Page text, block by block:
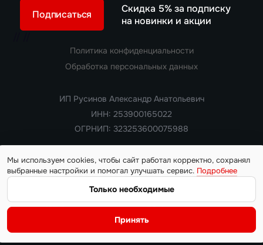
Скидка 5% за подписку
на новинки и акции
Подписаться
Copyright 2018 — 2026. Все права защищены
Информация на сайте носит ознакомительный характер и не
статьи 437 Гражданского кодекса РФ. Цены, характеристики,
наличие автомобилей и условия поставки уточняются у
Политика конфиденциальности
Обработка персональных данных
ИП Русинов Александр Анатольевич
ИНН: 253900165022
ОГРНИП: 323253600075988
Мы используем cookies, чтобы сайт работал корректно, сохранял
выбранные настройки и помогал улучшать сервис. Подробнее
Только необходимые
Принять